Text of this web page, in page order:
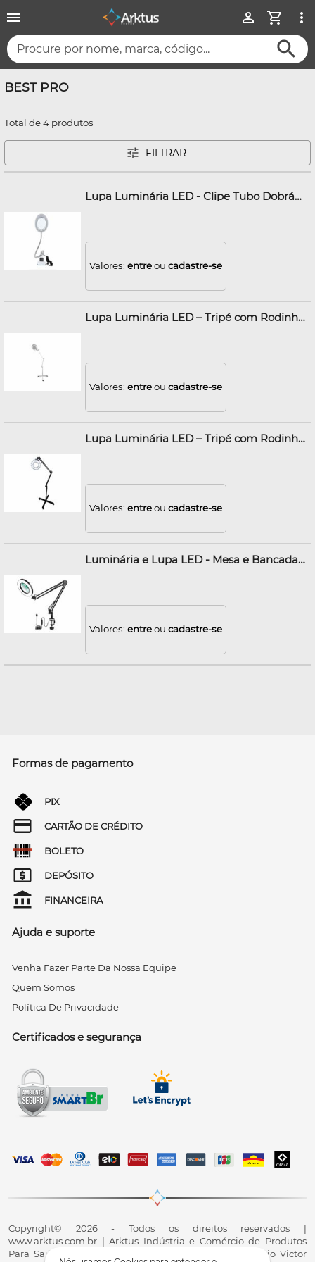
Procure por nome, marca, código...
BEST PRO
Total de 4 produtos
FILTRAR
Lupa Luminária LED - Clipe Tubo Dobrável - Best Pro
Valores: entreou cadastre-se
Lupa Luminária LED – Tripé com Rodinhas – Branca – Best PRO
Valores: entreou cadastre-se
Lupa Luminária LED – Tripé com Rodinhas – Preta – Best PRO
Valores: entreou cadastre-se
Luminária e Lupa LED - Mesa e Bancada - Preto - Best Pro
Valores: entreou cadastre-se
Formas de pagamento
PIX
CARTÃO DE CRÉDITO
BOLETO
DEPÓSITO
FINANCEIRA
Ajuda e suporte
Venha Fazer Parte Da Nossa Equipe
Quem Somos
Política De Privacidade
Certificados e segurança
Copyright© 2026 - Todos os direitos reservados |
www.arktus.com.br | Arktus Indústria e Comércio de Produtos
Para Saúde Ltda | CNPJ: 01.417.367/0001-78 | R. Antônio Victor